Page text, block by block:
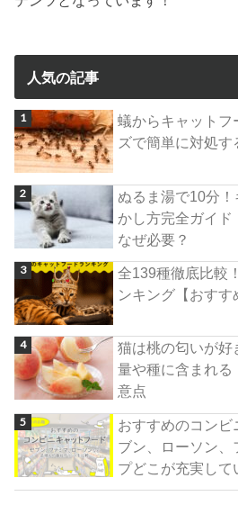
人気の記事
蟻からキャットフ
ズで簡単に対処す
ぬるま湯で10分
かし方完全ガイド
なぜ必要？
全139種徹底比較
ンキング【おすす
猫は桃の匂いが好
量や種に含まれる
意点
おすすめのコンビ
ブン、ローソン、
プどこが充実して